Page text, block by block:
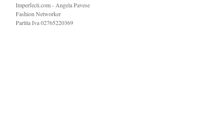
Imperfecti.com - Angela Pavese
Fashion Networker
Partita Iva 02765220369